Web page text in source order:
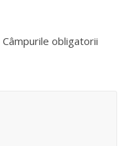
Câmpurile obligatorii